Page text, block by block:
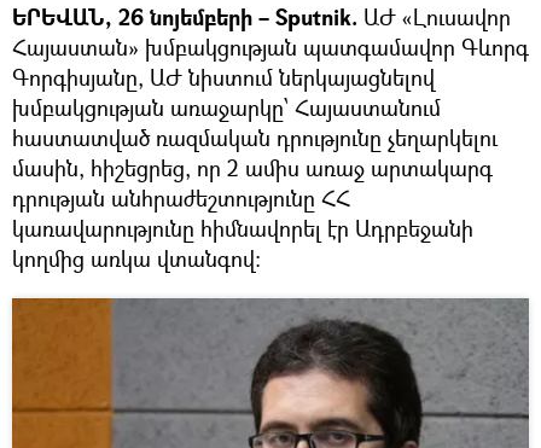
ԵՐԵՎԱՆ, 26 նոյեմբերի – Sputnik. ԱԺ «Լուսավոր
Հայաստան» խմբակցության պատգամավոր Գևորգ
Գորգիսյանը, ԱԺ նիստում ներկայացնելով
խմբակցության առաջարկը՝ Հայաստանում
հաստատված ռազմական դրությունը չեղարկելու
մասին, հիշեցրեց, որ 2 ամիս առաջ արտակարգ
դրության անհրաժեշտությունը ՀՀ
կառավարությունը հիմնավորել էր Ադրբեջանի
կողմից առկա վտանգով: